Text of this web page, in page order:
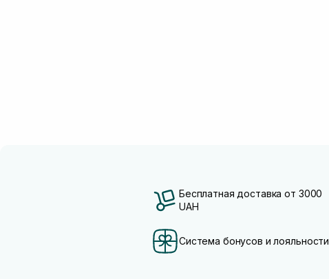
Бесплатная доставка от 3000
UAH
Система бонусов и лояльности